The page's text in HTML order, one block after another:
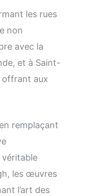
les rues
non
avec la
et à Saint-
offrant aux
remplaçant
véritable
les œuvres
l’art des